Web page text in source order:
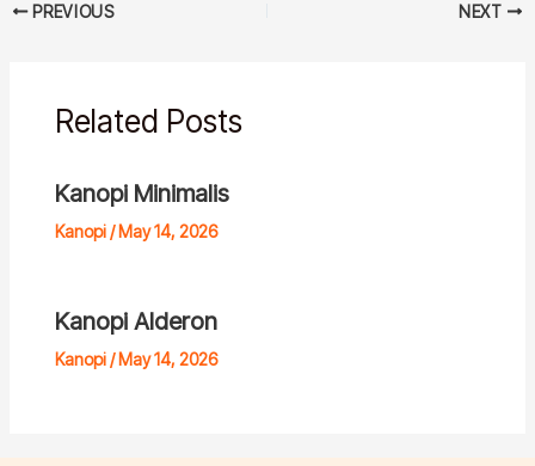
PREVIOUS NEXT
Related Posts
Kanopi Minimalis
Kanopi/May 14, 2026
Kanopi Alderon
Kanopi/May 14, 2026